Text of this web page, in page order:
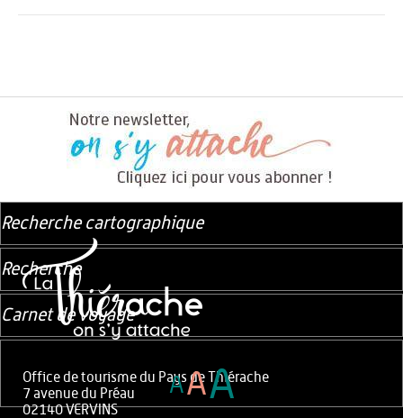
Office de tourisme du Pays de Thiérache
7 avenue du Préau
02140 VERVINS
Recherche cartographique
Recherche
Carnet de voyage
AAA